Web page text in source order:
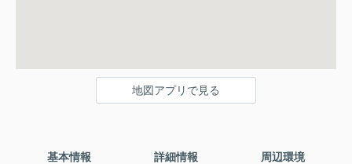
地図アプリで見る
基本情報 詳細情報 周辺環境